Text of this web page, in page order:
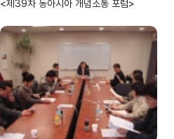
<제39차 동아시아 개념소통 포럼>